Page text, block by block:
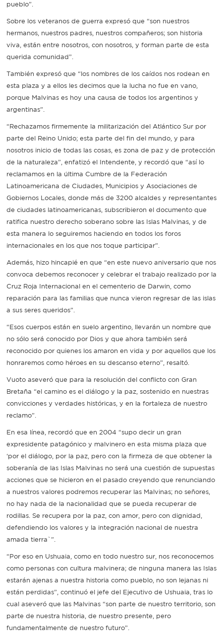
pueblo”.
Sobre los veteranos de guerra expresó que “son nuestros
hermanos, nuestros padres, nuestros compañeros; son historia
viva, están entre nosotros, con nosotros, y forman parte de esta
querida comunidad”.
También expresó que “los nombres de los caídos nos rodean en
esta plaza y a ellos les decimos que la lucha no fue en vano,
porque Malvinas es hoy una causa de todos los argentinos y
argentinas”.
“Rechazamos firmemente la militarización del Atlántico Sur por
parte del Reino Unido; esta parte del fin del mundo, y para
nosotros inicio de todas las cosas, es zona de paz y de protección
de la naturaleza”, enfatizó el Intendente, y recordó que “así lo
reclamamos en la última Cumbre de la Federación
Latinoamericana de Ciudades, Municipios y Asociaciones de
Gobiernos Locales, donde más de 3200 alcaldes y representantes
de ciudades latinoamericanas, subscribieron el documento que
ratifica nuestro derecho soberano sobre las Islas Malvinas, y de
esta manera lo seguiremos haciendo en todos los foros
internacionales en los que nos toque participar”.
Además, hizo hincapié en que “en este nuevo aniversario que nos
convoca debemos reconocer y celebrar el trabajo realizado por la
Cruz Roja Internacional en el cementerio de Darwin, como
reparación para las familias que nunca vieron regresar de las islas
a sus seres queridos”.
“Esos cuerpos están en suelo argentino, llevarán un nombre que
no sólo será conocido por Dios y que ahora también será
reconocido por quienes los amaron en vida y por aquellos que los
honraremos como héroes en su descanso eterno”, resaltó.
Vuoto aseveró que para la resolución del conflicto con Gran
Bretaña “el camino es el diálogo y la paz, sostenido en nuestras
convicciones y verdades históricas, y en la fortaleza de nuestro
reclamo”.
En esa línea, recordó que en 2004 “supo decir un gran
expresidente patagónico y malvinero en esta misma plaza que
‘por el diálogo, por la paz, pero con la firmeza de que obtener la
soberanía de las Islas Malvinas no será una cuestión de supuestas
acciones que se hicieron en el pasado creyendo que renunciando
a nuestros valores podremos recuperar las Malvinas; no señores,
no hay nada de la nacionalidad que se pueda recuperar de
rodillas. Se recupera por la paz, con amor, pero con dignidad,
defendiendo los valores y la integración nacional de nuestra
amada tierra`”.
“Por eso en Ushuaia, como en todo nuestro sur, nos reconocemos
como personas con cultura malvinera; de ninguna manera las Islas
estarán ajenas a nuestra historia como pueblo, no son lejanas ni
están perdidas”, continuó el jefe del Ejecutivo de Ushuaia, tras lo
cual aseveró que las Malvinas “son parte de nuestro territorio, son
parte de nuestra historia, de nuestro presente, pero
fundamentalmente de nuestro futuro”.